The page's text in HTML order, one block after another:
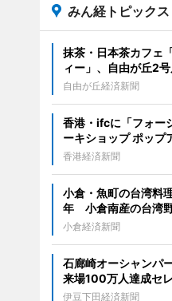
みん経トピックス
抹茶・日本茶カフェ
ィー」、自由が丘2
自由が丘経済新聞
香港・ifcに「フォー
ーキショップ ポップ
香港経済新聞
小倉・魚町の台湾料
年 小倉南産の台湾
小倉経済新聞
石廊崎オーシャンパ
来場100万人達成セ
伊豆下田経済新聞